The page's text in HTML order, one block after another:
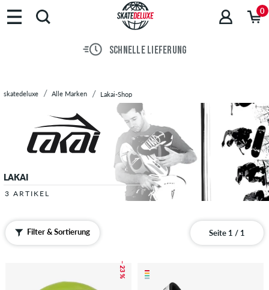
Marken
Skateboards
Sale
0
SCHNELLE LIEFERUNG
skatedeluxe Alle Marken Lakai-Shop
LAKAI
3 ARTIKEL
Filter & Sortierung Seite 1 / 1
– 23 %